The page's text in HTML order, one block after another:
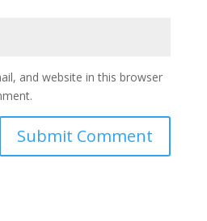
and website in this browser